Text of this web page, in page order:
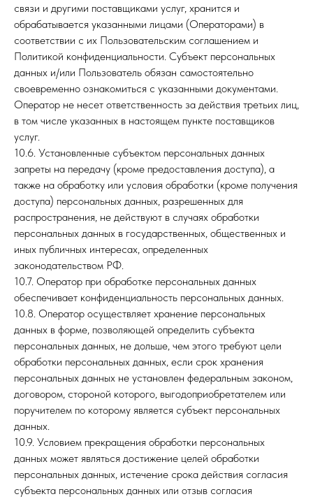
связи и другими поставщиками услуг, хранится и
обрабатывается указанными лицами (Операторами) в
соответствии с их Пользовательским соглашением и
Политикой конфиденциальности. Субъект персональных
данных и/или Пользователь обязан самостоятельно
своевременно ознакомиться с указанными документами.
Оператор не несет ответственность за действия третьих лиц,
в том числе указанных в настоящем пункте поставщиков
услуг.
10.6. Установленные субъектом персональных данных
запреты на передачу (кроме предоставления доступа), а
также на обработку или условия обработки (кроме получения
доступа) персональных данных, разрешенных для
распространения, не действуют в случаях обработки
персональных данных в государственных, общественных и
иных публичных интересах, определенных
законодательством РФ.
10.7. Оператор при обработке персональных данных
обеспечивает конфиденциальность персональных данных.
10.8. Оператор осуществляет хранение персональных
данных в форме, позволяющей определить субъекта
персональных данных, не дольше, чем этого требуют цели
обработки персональных данных, если срок хранения
персональных данных не установлен федеральным законом,
договором, стороной которого, выгодоприобретателем или
поручителем по которому является субъект персональных
данных.
10.9. Условием прекращения обработки персональных
данных может являться достижение целей обработки
персональных данных, истечение срока действия согласия
субъекта персональных данных или отзыв согласия